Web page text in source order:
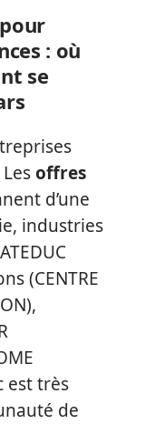
: où
se
offres
d’une
industries
(CENTRE
est très
de